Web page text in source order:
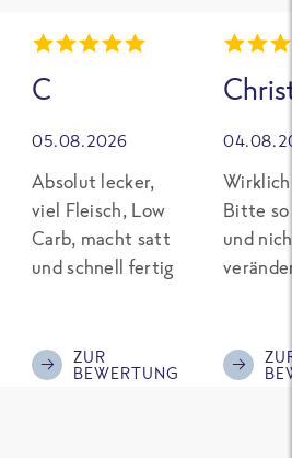
C
05.08.2026
Absolut lecker,
viel Fleisch, Low
Carb, macht satt
und schnell fertig
ZUR
BEWERTUNG
Bitte so
und